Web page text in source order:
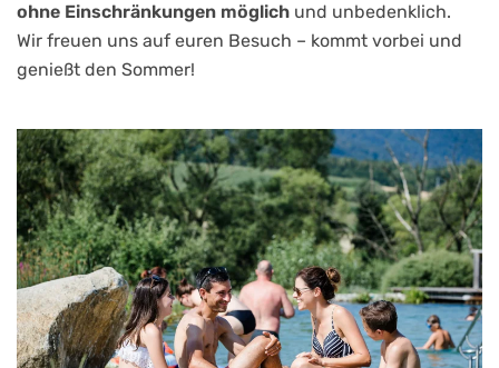
ohne Einschränkungen möglich und unbedenklich.
Wir freuen uns auf euren Besuch – kommt vorbei und
genießt den Sommer!